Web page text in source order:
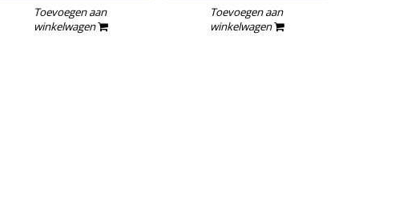
Toevoegen aan
winkelwagen
Toevoegen aan
winkelwagen